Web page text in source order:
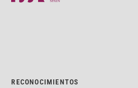
RECONOCIMIENTOS